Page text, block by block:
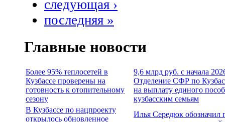
следующая ›
последняя »
Главные новости
Более 95% теплосетей в
Кузбассе проверены на
готовность к отопительному
сезону
9,6 млрд руб. с начала
Отделение СФР по
на выплату единого
кузбасским семьям
В Кузбассе по нацпроекту
открылось обновленное
Илья Середюк обозначил